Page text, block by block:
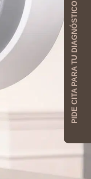
PIDE CITA PARA TU DIAGNÓSTICO